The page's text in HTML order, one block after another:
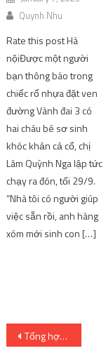
Quynh Nhu
Rate this post Hà
nộiĐược một người
bạn thông báo trong
chiếc rổ nhựa đặt ven
đường Vành đai 3 có
hai cháu bé sơ sinh
khóc khản cả cổ, chị
Lâm Quỳnh Nga lập tức
chạy ra đón, tối 29/9.
“Nhà tôi có người giúp
việc sẵn rồi, anh hàng
xóm mới sinh con […]
Post
Tổng hợp 5 màn hài ‘bá đạo’ nhất của Gia đình nhà rèn phần 1